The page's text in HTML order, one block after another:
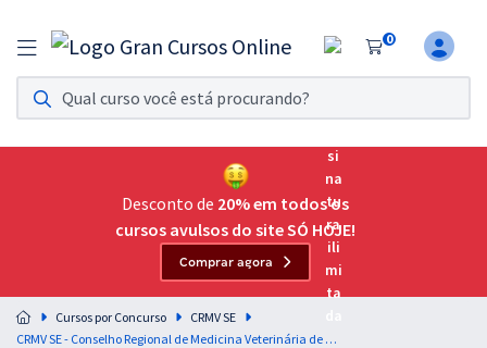
0
Assinatura Ilimitada 11
Acesso a todos os cursos. Teste grátis por 7 dias!
Assinatura OAB Até Passar
Acesso ilimitado a toda preparação para o Exame da
Residências Multiprofissionais
Preparação completa e intensiva para as principais
residências em saúde do Brasil
Desconto de 20% em todos os
cursos avulsos do site SÓ HOJE!
Comprar agora
Cursos por Concurso
CRMV SE
CRMV SE - Conselho Regional de Medicina Veterinária de Sergipe - Raciocínio Lógico para todos os Cargos - Professores: Josimar Padilha e Marcelo Leite